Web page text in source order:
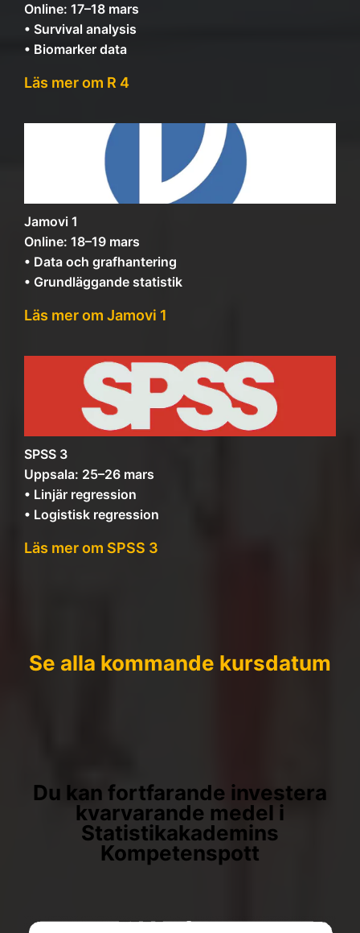
Online: 17–18 mars
• Survival analysis
• Biomarker data
Läs mer om R 4
Jamovi 1
Online: 18–19 mars
• Data och grafhantering
• Grundläggande statistik
Läs mer om Jamovi 1
SPSS 3
Uppsala: 25–26 mars
• Linjär regression
• Logistisk regression
Läs mer om SPSS 3
Se alla kommande kursdatum
Du kan fortfarande investera
kvarvarande medel i
Statistikakademins
Kompetenspott